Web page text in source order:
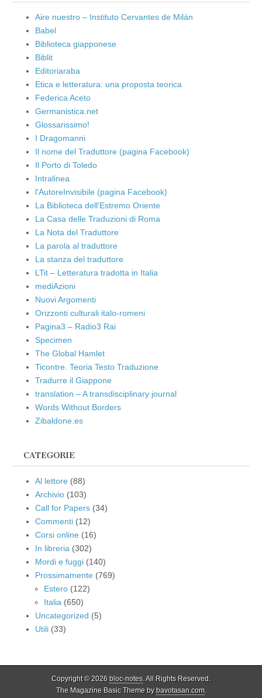
Aire nuestro – Instituto Cervantes de Milán
Babel
Biblioteca giapponese
Biblit
Editoriaraba
Etica e letteratura: una proposta teorica
Federica Aceto
Germanistica.net
Glossarissimo!
I Dragomanni
Il nome del Traduttore (pagina Facebook)
Il Porto di Toledo
Intralinea
l'AutoreInvisibile (pagina Facebook)
La Biblioteca dell'Estremo Oriente
La Casa delle Traduzioni di Roma
La Nota del Traduttore
La parola al traduttore
La stanza del traduttore
LTit – Letteratura tradotta in Italia
mediAzioni
Nuovi Argomenti
Orizzonti culturali italo-romeni
Pagina3 – Radio3 Rai
Specimen
The Global Hamlet
Ticontre. Teoria Testo Traduzione
Tradurre il Giappone
translation – A transdisciplinary journal
Words Without Borders
Zibaldone.es
CATEGORIE
Al lettore (88)
Archivio (103)
Call for Papers (34)
Commenti (12)
Corsi online (16)
In libreria (302)
Mordi e fuggi (140)
Prossimamente (769)
Estero (122)
Italia (650)
Uncategorized (5)
Utili (33)
Copyright © 2026 bloc-notes. All Rights Reserved.
The Magazine Basic Theme bybavotasan.com.